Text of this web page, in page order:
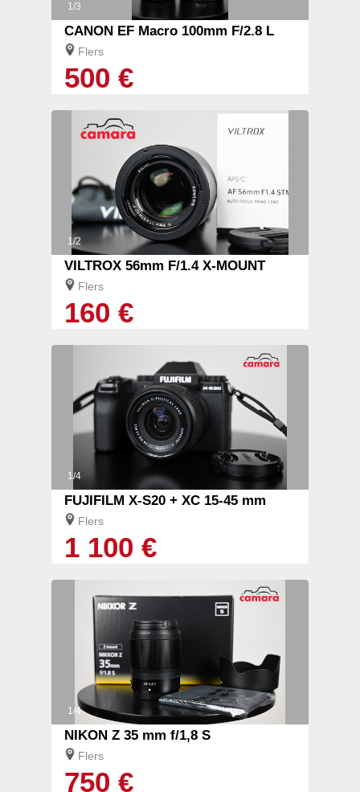
1/3
CANON EF Macro 100mm F/2.8 L
Flers
500 €
1/2
VILTROX 56mm F/1.4 X-MOUNT
Flers
160 €
1/4
FUJIFILM X-S20 + XC 15-45 mm
Flers
1 100 €
1/4
NIKON Z 35 mm f/1,8 S
Flers
750 €